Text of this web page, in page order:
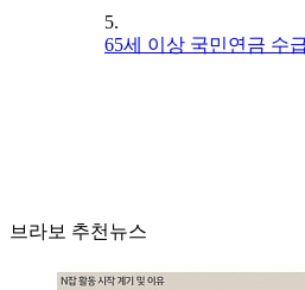
5.
65세 이상 국민연금 수
브라보 추천뉴스